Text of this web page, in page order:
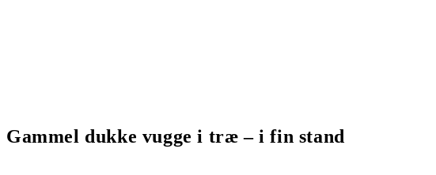
Gammel dukke vugge i træ – i fin stand